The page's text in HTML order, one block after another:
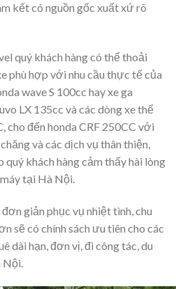
kết có nguồn gốc xuất xứ rõ
quý khách hàng có thể thoải
phù hợp với nhu cầu thực tế của
wave S 100cc hay xe ga
LX 135cc và các dòng xe thể
cho đến honda CRF 250CC với
và các dịch vụ thân thiện,
quý khách hàng cảm thấy hài lòng
tại Hà Nội.
giản phục vụ nhiệt tình, chu
sẽ có chính sách ưu tiên cho các
dài hạn, đơn vị, đi công tác, du